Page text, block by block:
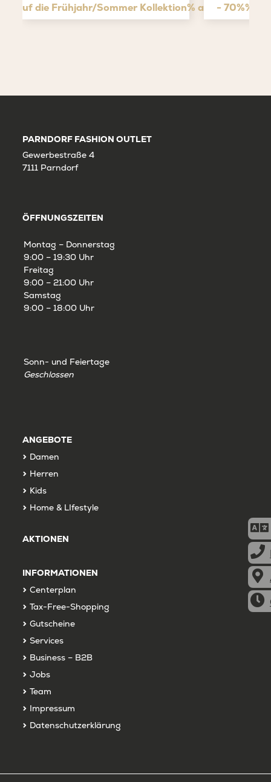
auf die Frühjahr/Sommer Kollektion% auf den
- 70%%
PARNDORF FASHION OUTLET
Gewerbestraße 4
7111 Parndorf
ÖFFNUNGSZEITEN
Montag – Donnerstag
9:00 – 19:30 Uhr
Freitag
9:00 – 21:00 Uhr
Samstag
9:00 – 18:00 Uhr
Sonn- und Feiertage
Geschlossen
ANGEBOTE
Damen
Herren
Kids
Home & LIfestyle
AKTIONEN
INFORMATIONEN
Centerplan
Tax-Free-Shopping
Gutscheine
Services
Business – B2B
Jobs
Team
Impressum
Datenschutzerklärung